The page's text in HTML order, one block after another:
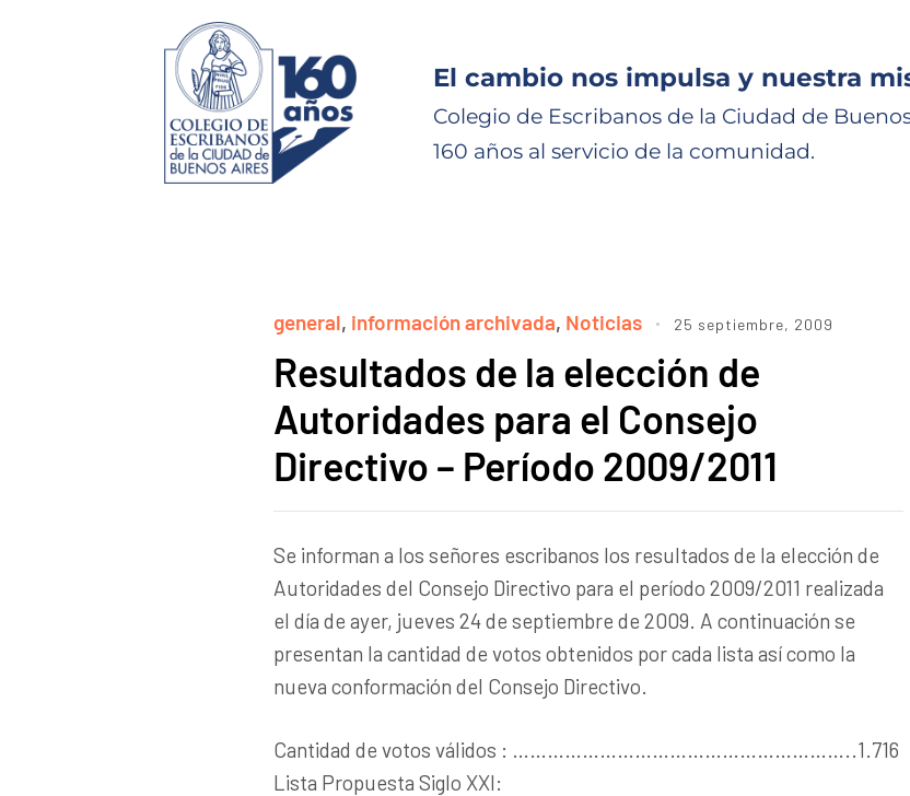
El cambio nos impulsa y nuestra
Colegio de Escribanos de la Ciudad de
160 años al servicio de la comunidad.
general, información archivada, Noticias 25 septiembre, 2009
Resultados de la elección de
Autoridades para el Consejo
Directivo – Período 2009/2011
Se informan a los señores escribanos los resultados de la elección de
Autoridades del Consejo Directivo para el período 2009/2011 realizada
el día de ayer, jueves 24 de septiembre de 2009. A continuación se
presentan la cantidad de votos obtenidos por cada lista así como la
nueva conformación del Consejo Directivo.
Cantidad de votos válidos : …………………………………………………..1.716
Lista Propuesta Siglo XXI: